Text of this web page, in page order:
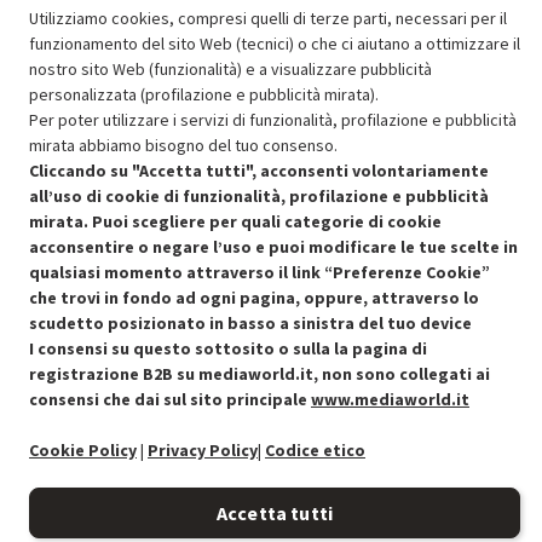
SCONTO RICONDIZIONATI
Approfitta dello sconto del 50% sul prodotto ricondizionato.
Condizioni generali di vendita
Cookie Policy
Preferenze cookie
Informativa privacy
Recedere dal contratto qui
Utilizziamo cookies, compresi quelli di terze parti, necessari per il
funzionamento del sito Web (tecnici) o che ci aiutano a ottimizzare il
nostro sito Web (funzionalità) e a visualizzare pubblicità
personalizzata (profilazione e pubblicità mirata).
Per poter utilizzare i servizi di funzionalità, profilazione e pubblicità
mirata abbiamo bisogno del tuo consenso.
Cliccando su "Accetta tutti", acconsenti volontariamente
all’uso di cookie di funzionalità, profilazione e pubblicità
mirata. Puoi scegliere per quali categorie di cookie
acconsentire o negare l’uso e puoi modificare le tue scelte in
qualsiasi momento attraverso il link “Preferenze Cookie”
che trovi in fondo ad ogni pagina, oppure, attraverso lo
scudetto posizionato in basso a sinistra del tuo device
I consensi su questo sottosito o sulla la pagina di
registrazione B2B su mediaworld.it, non sono collegati ai
consensi che dai sul sito principale www.mediaworld.it
Cookie Policy| Privacy Policy| Codice etico
Accetta tutti